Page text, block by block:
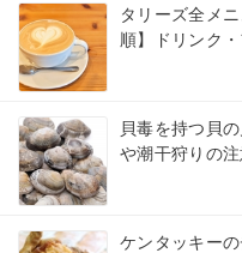
タリーズ全メ
順】ドリンク
貝毒を持つ貝
や潮干狩りの注
ケンタッキー